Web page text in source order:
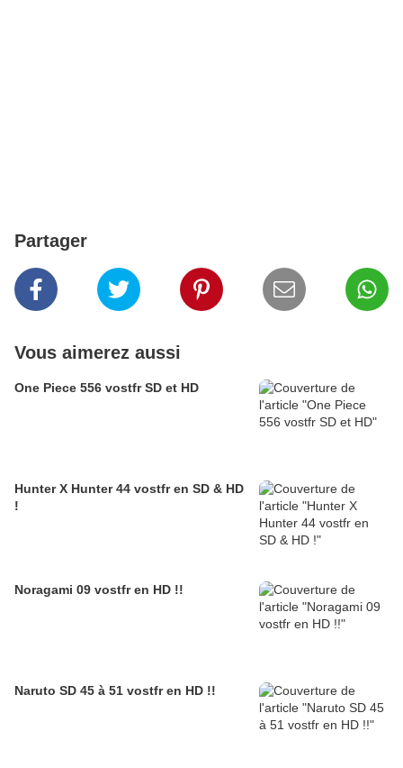
Partager
Vous aimerez aussi
One Piece 556 vostfr SD et HD
Hunter X Hunter 44 vostfr en SD & HD
!
Noragami 09 vostfr en HD !!
Naruto SD 45 à 51 vostfr en HD !!